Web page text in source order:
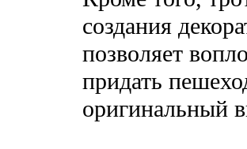
создания
позволяет
придать
оригинальный